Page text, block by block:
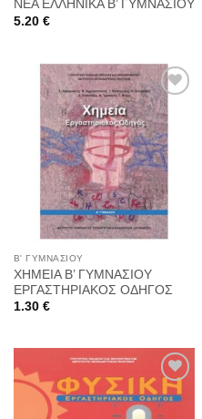
ΝΕΑ ΕΛΛΗΝΙΚΑ Β’ ΓΥΜΝΑΣΙΟΥ
5.20 €
Προσθήκη
στη
Wishlist
Β' ΓΥΜΝΑΣΙΟΥ
ΧΗΜΕΙΑ Β’ ΓΥΜΝΑΣΙΟΥ
ΕΡΓΑΣΤΗΡΙΑΚΟΣ ΟΔΗΓΟΣ
1.30 €